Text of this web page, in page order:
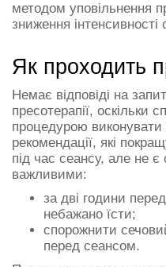
методом уповільнення
зниження інтенсивності
Як проходить
Немає відповіді на
пресотерапії, оскільки
процедурою виконувати
рекомендації, які
під час сеансу, але не
важливими:
за дві години
небажано їсти;
спорожнити
перед сеансом.